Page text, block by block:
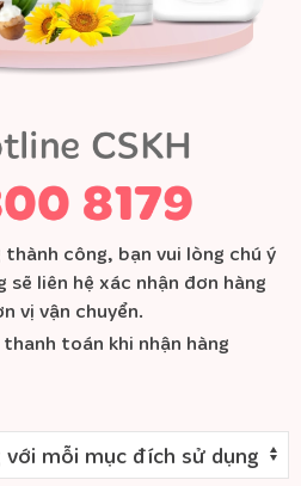
công, bạn vui lòng chú ý
sẽ liên hệ xác nhận đơn hàng
vị vận chuyển.
toán khi nhận hàng